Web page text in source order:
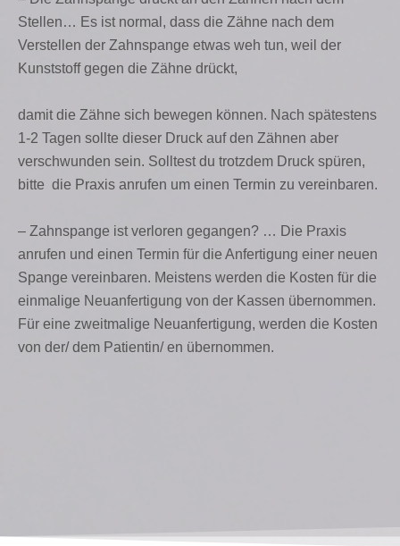
Stellen… Es ist normal, dass die Zähne nach dem
Verstellen der Zahnspange etwas weh tun, weil der
Kunststoff gegen die Zähne drückt,
damit die Zähne sich bewegen können. Nach spätestens
1-2 Tagen sollte dieser Druck auf den Zähnen aber
verschwunden sein. Solltest du trotzdem Druck spüren,
bitte die Praxis anrufen um einen Termin zu vereinbaren.
– Zahnspange ist verloren gegangen? … Die Praxis
anrufen und einen Termin für die Anfertigung einer neuen
Spange vereinbaren. Meistens werden die Kosten für die
einmalige Neuanfertigung von der Kassen übernommen.
Für eine zweitmalige Neuanfertigung, werden die Kosten
von der/ dem Patientin/ en übernommen.